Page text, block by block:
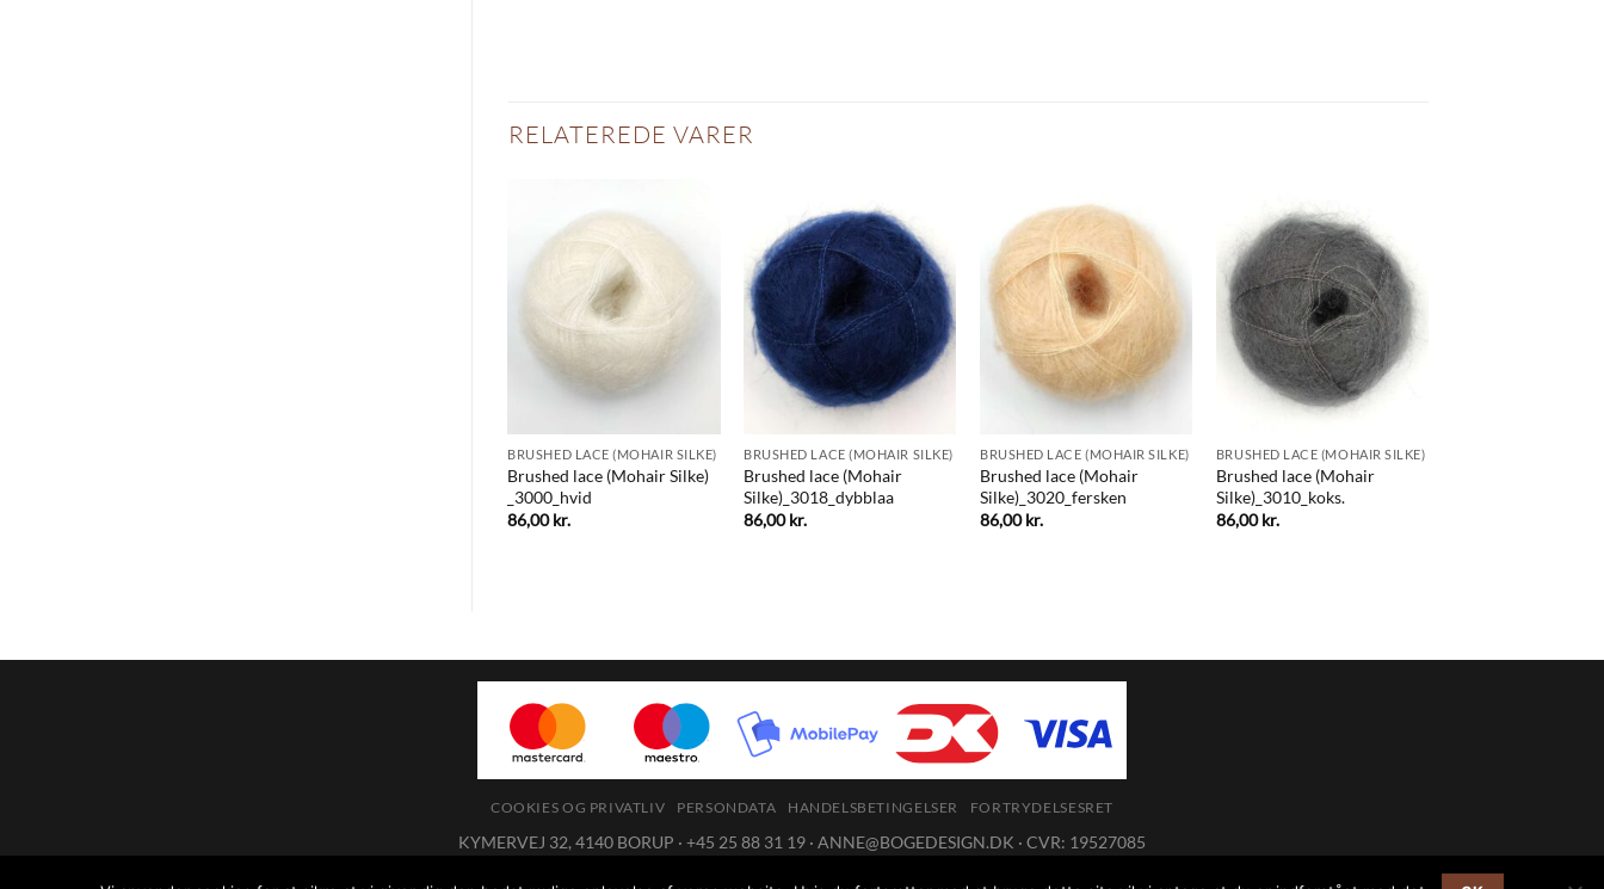
RELATEREDE VARER
BRUSHED LACE (MOHAIR SILKE)
Brushed lace (Mohair Silke)
_3000_hvid
86,00kr.
BRUSHED LACE (MOHAIR SILKE)
Brushed lace (Mohair
Silke)_3018_dybblaa
86,00kr.
BRUSHED LACE (MOHAIR SILKE)
Brushed lace (Mohair
Silke)_3020_fersken
86,00kr.
BRUSHED LACE (MOHAIR SILKE)
Brushed lace (Mohair
Silke)_3010_koks.
86,00kr.
COOKIES OG PRIVATLIV PERSONDATA HANDELSBETINGELSER FORTRYDELSESRET
KYMERVEJ 32, 4140 BORUP · +45 25 88 31 19 · ANNE@BOGEDESIGN.DK · CVR: 19527085